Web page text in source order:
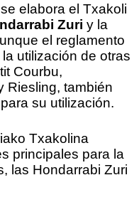
elabora el Txakoli
Zuri y la
el reglamento
utilización de otras
Courbu,
Riesling, también
para su utilización.
Txakolina
principales para la
las Hondarrabi Zuri